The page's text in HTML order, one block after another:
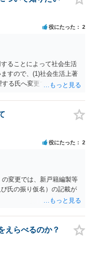
は足りず、その症状の発生
付けられること、そして
いることに関連している
しい（むしろ必要）でし
い場合でも、一定期間通
を理由とする許可申立て
。 氏の変更については、
1項）と、(2)戸籍法107条1
(1)については、ご両親が
律上は特に明文の要件が
う一方の親への戸籍に入
成人した子からの変更許
そこに同籍している配偶
重視されるケースが多い
」が必要とされます。これ
され、本件のような精神
いところですが、親から
した事案がありますの
編成しておく必要がある
役にたった 2
ることによって社会生活
すので、(1)社会生活上著
る氏へ変更できればその
れた一切の事情が判断対
全て（ただし理路整然
ッシュバック」とのこと
の診断基準に合致した説
るように思います。 精神
ードルがかなり高く、弁
れるところです。、もし
ちろん法律知識も要求さ
料をしっかりと揃えて、
れます。
役にたった 2
変更では、新戸籍編製等
氏の振り仮名）の記載が
えらべるのか？